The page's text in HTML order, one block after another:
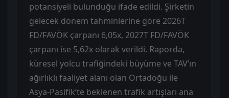
potansiyeli bulunduğu ifade edildi. Şirketin
gelecek dönem tahminlerine göre 2026T
FD/FAVÖK çarpanı 6,05x, 2027T FD/FAVÖK
çarpanı ise 5,62x olarak verildi. Raporda,
küresel yolcu trafiğindeki büyüme ve TAV’ın
ağırlıklı faaliyet alanı olan Ortadoğu ile
Asya-Pasifik’te beklenen trafik artışları ana